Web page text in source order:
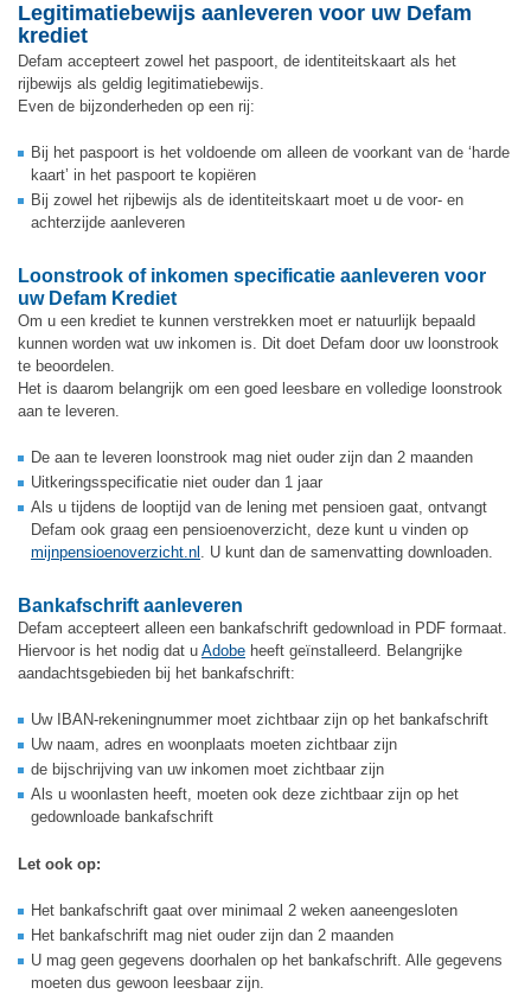
Legitimatiebewijs aanleveren voor uw Defam
krediet
Defam accepteert zowel het paspoort, de identiteitskaart als het
rijbewijs als geldig legitimatiebewijs.
Even de bijzonderheden op een rij:
Bij het paspoort is het voldoende om alleen de voorkant van de ‘harde
kaart’ in het paspoort te kopiëren
Bij zowel het rijbewijs als de identiteitskaart moet u de voor- en
achterzijde aanleveren
Loonstrook of inkomen specificatie aanleveren voor
uw Defam Krediet
Om u een krediet te kunnen verstrekken moet er natuurlijk bepaald
kunnen worden wat uw inkomen is. Dit doet Defam door uw loonstrook
te beoordelen.
Het is daarom belangrijk om een goed leesbare en volledige loonstrook
aan te leveren.
De aan te leveren loonstrook mag niet ouder zijn dan 2 maanden
Uitkeringsspecificatie niet ouder dan 1 jaar
Als u tijdens de looptijd van de lening met pensioen gaat, ontvangt
Defam ook graag een pensioenoverzicht, deze kunt u vinden op
mijnpensioenoverzicht.nl . U kunt dan de samenvatting downloaden.
Bankafschrift aanleveren
Defam accepteert alleen een bankafschrift gedownload in PDF formaat.
Hiervoor is het nodig dat u Adobe heeft geïnstalleerd. Belangrijke
aandachtsgebieden bij het bankafschrift:
Uw IBAN-rekeningnummer moet zichtbaar zijn op het bankafschrift
Uw naam, adres en woonplaats moeten zichtbaar zijn
de bijschrijving van uw inkomen moet zichtbaar zijn
Als u woonlasten heeft, moeten ook deze zichtbaar zijn op het
gedownloade bankafschrift
Let ook op:
Het bankafschrift gaat over minimaal 2 weken aaneengesloten
Het bankafschrift mag niet ouder zijn dan 2 maanden
U mag geen gegevens doorhalen op het bankafschrift. Alle gegevens
moeten dus gewoon leesbaar zijn.